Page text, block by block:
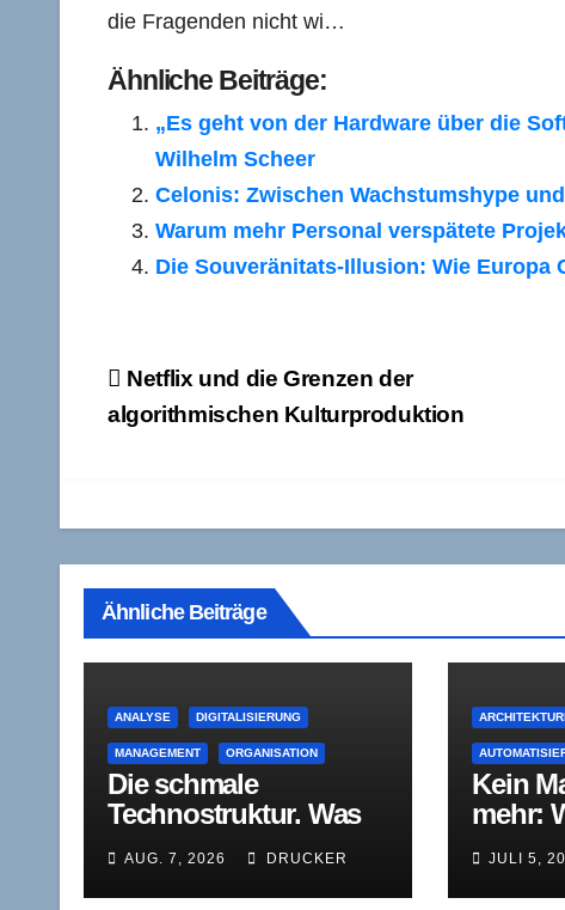
die Fragenden nicht wi…
Ähnliche Beiträge:
„Es geht von der Hardware über die
Wilhelm Scheer
Celonis: Zwischen Wachstumshype
Warum mehr Personal verspätete
Die Souveränitats-Illusion: Wie
Beitragsnavigation
Netflix und die Grenzen der
algorithmischen Kulturproduktion
Ähnliche Beiträge
ANALYSE DIGITALISIERUNG
MANAGEMENT ORGANISATION
Die schmale
Technostruktur. Was
Führungsebene bleibt,
wenn Agenten sich
AUG. 7, 2026 DRUCKER
Kein
mehr:
die
verrät
JULI 5,